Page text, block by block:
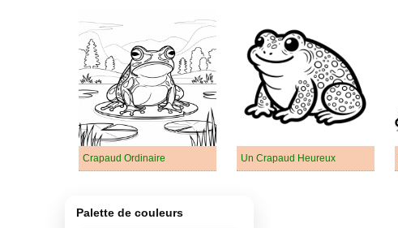
Crapaud Ordinaire Un Crapaud Heureux
Palette de couleurs